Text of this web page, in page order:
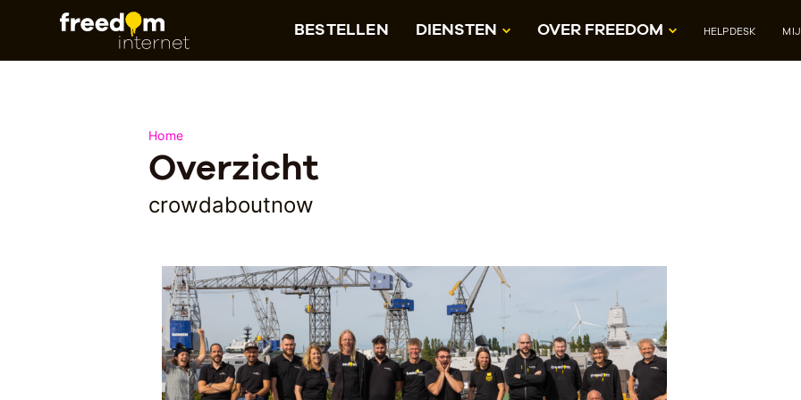
BESTELLEN DIENSTEN OVER FREEDOM HELPDESK
Home
Overzicht
crowdaboutnow